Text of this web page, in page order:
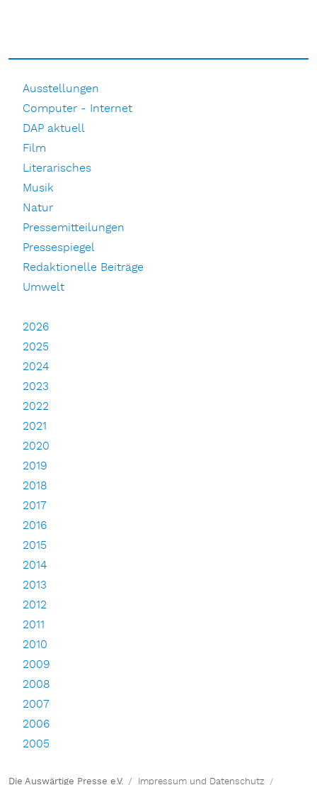
Ausstellungen
Computer - Internet
DAP aktuell
Film
Literarisches
Musik
Natur
Pressemitteilungen
Pressespiegel
Redaktionelle Beiträge
Umwelt
2026
2025
2024
2023
2022
2021
2020
2019
2018
2017
2016
2015
2014
2013
2012
2011
2010
2009
2008
2007
2006
2005
Die Auswärtige Presse e.V. Impressum und Datenschutz